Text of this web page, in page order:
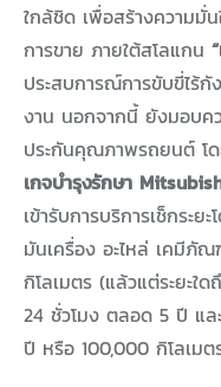
ใกล้ชิด เพื่อสร้างความมั่
การขาย ภายใต้สโลแกน
ประสบการณ์การขับขี่ไร้
งาน นอกจากนี้ ยังมอบค
ประกันคุณภาพรถยนต์ โ
เกจบำรุงรักษา
เข้ารับการบริการเช็กระ
มันเครื่อง อะไหล่ เคมีภั
กิโลเมตร (แล้วแต่ระยะใ
24 ชั่วโมง ตลอด 5 ปี แ
ปี หรือ 100,000 กิโลเมต